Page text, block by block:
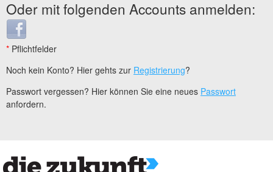
Oder mit folgenden Accounts anmelden:
Login with Facebook
* Pflichtfelder
Noch kein Konto? Hier gehts zur Registrierung?
Passwort vergessen? Hier können Sie eine neues Passwort
anfordern.